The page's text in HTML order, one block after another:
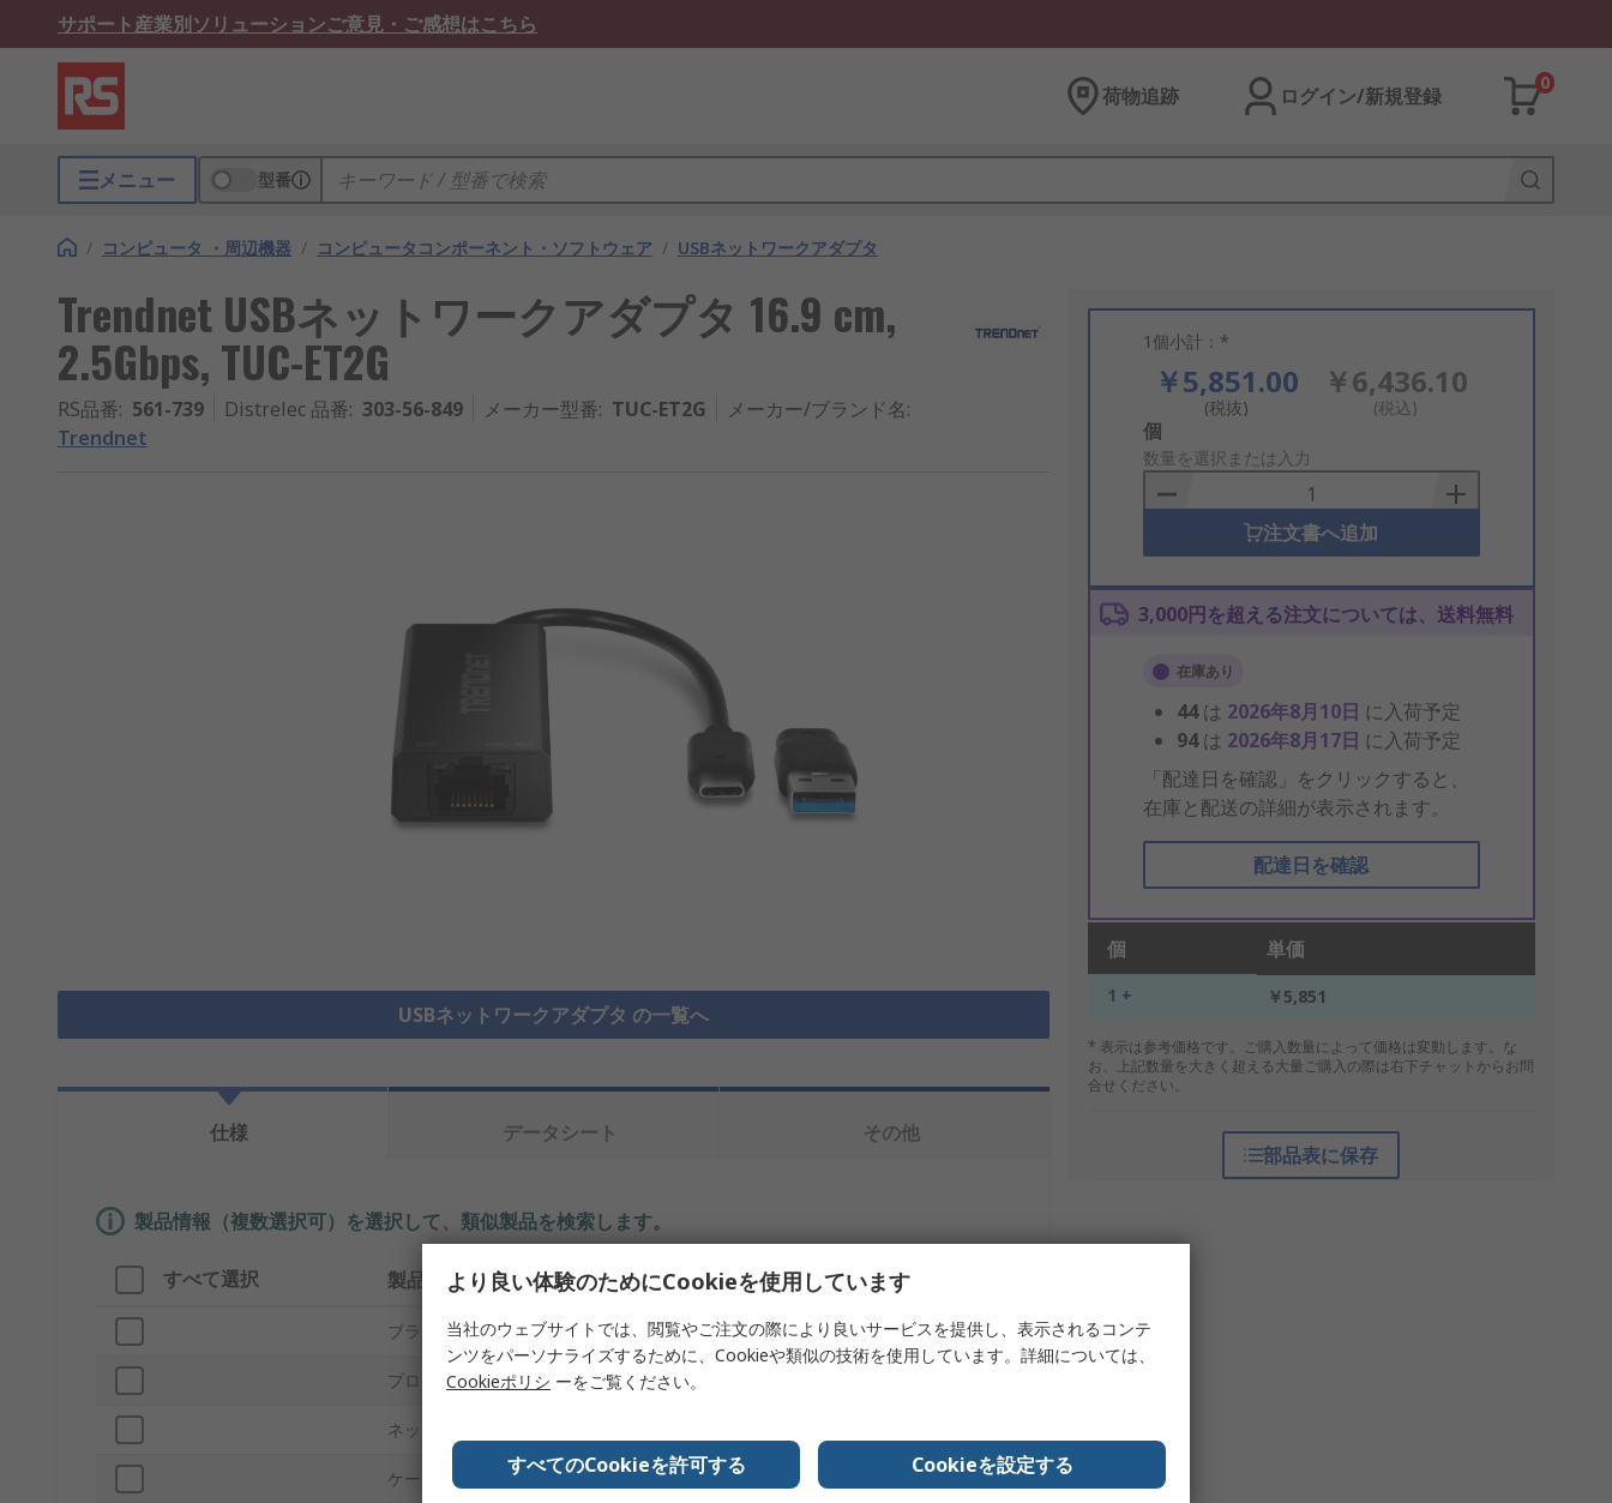
サポート産業別ソリューションご意見・ご感想はこちら
荷物追跡 ログイン/新規登録
0
メニュー 型番
/ コンピュータ ・周辺機器 / コンピュータコンポーネント・ソフトウェア / USBネットワークアダプタ
Trendnet USBネットワークアダプタ 16.9 cm,
2.5Gbps, TUC-ET2G
RS品番: 561-739 Distrelec 品番: 303-56-849 メーカー型番: TUC-ET2G メーカー/ブランド名:
Trendnet
USBネットワークアダプタ の一覧へ
1個小計：*
￥5,851.00
(税抜)
￥6,436.10
(税込)
Add
to
Basket
個
数量を選択または入力
注文書へ追加
3,000円を超える注文については、送料無料
在庫あり
44は 2026年8月10日 に入荷予定
94は 2026年8月17日 に入荷予定
「配達日を確認」をクリックすると、
在庫と配送の詳細が表示されます。
配達日を確認
個 単価
1 + ￥5,851
* 表示は参考価格です。ご購入数量によって価格は変動します。な
お、上記数量を大きく超える大量ご購入の際は右下チャットからお問
合せください。
部品表に保存
仕様 データシート その他
製品情報（複数選択可）を選択して、類似製品を検索します。
すべて選択 製品情報 内容
ブランド Trendnet
プロダクトタイプ USBネットワークアダプタ
ネットワークタイプ
ケーブル長 16.9cm
より良い体験のためにCookieを使用しています
当社のウェブサイトでは、閲覧やご注文の際により良いサービスを提供し、表示されるコンテ
ンツをパーソナライズするために、Cookieや類似の技術を使用しています。詳細については、
Cookieポリシ ーをご覧ください。
すべてのCookieを許可する Cookieを設定する